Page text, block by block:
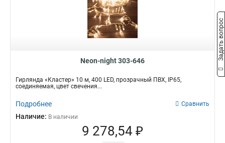
Neon-night 303-646
Гирлянда «Кластер» 10 м, 400 LED, прозрачный ПВХ, IP65,
соединяемая, цвет свечения...
Подробнее Сравнить
Наличие: В наличии
9 278,54 ₽
Задать вопрос